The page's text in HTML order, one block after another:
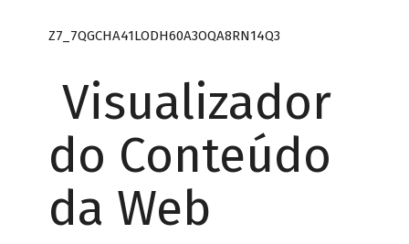
Z7_7QGCHA41LODH60A3OQA8RN14Q3
Visualizador
do Conteúdo
da Web